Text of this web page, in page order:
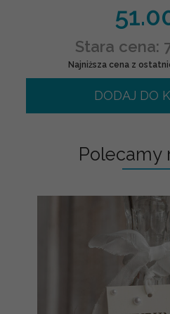
Stara cena:
Najniższa cena z
DODAJ DO
Polecamy